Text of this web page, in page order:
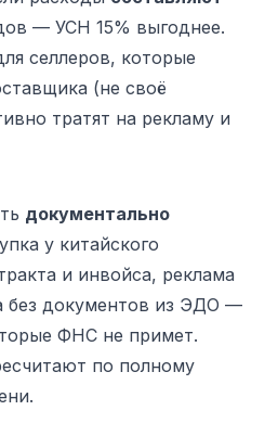
— УСН 15% выгоднее.
селлеров, которые
(не своё
тратят на рекламу и
документально
у китайского
и инвойса, реклама
без документов из ЭДО —
ФНС не примет.
по полному